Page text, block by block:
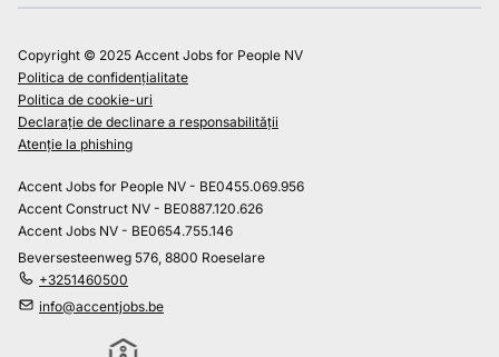
Copyright © 2025 Accent Jobs for People NV
Politica de confidențialitate
Politica de cookie-uri
Declarație de declinare a responsabilității
Atenție la phishing
Accent Jobs for People NV - BE0455.069.956
Accent Construct NV - BE0887.120.626
Accent Jobs NV - BE0654.755.146
Beversesteenweg 576, 8800 Roeselare
+3251460500
info@accentjobs.be